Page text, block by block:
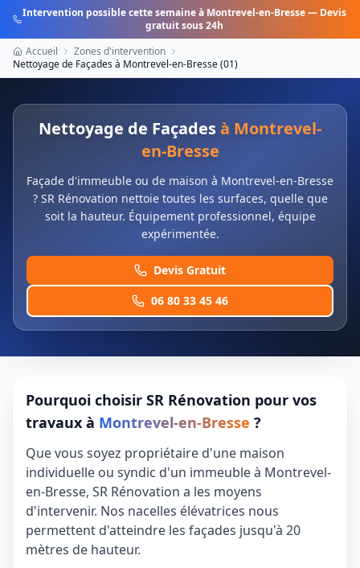
Intervention possible cette semaine à Montrevel-en-Bresse— Devis
gratuit sous 24h
Accueil
Zones d'intervention
Nettoyage de Façadesà Montrevel-en-Bresse(01)
Nettoyage de Façadesà Montrevel-
en-Bresse
Façade d'immeuble ou de maison à Montrevel-en-Bresse
? SR Rénovation nettoie toutes les surfaces, quelle que
soit la hauteur. Équipement professionnel, équipe
expérimentée.
Devis Gratuit
06 80 33 45 46
Pourquoi choisir SR Rénovation pour vos
travaux à Montrevel-en-Bresse ?
Que vous soyez propriétaire d'une maison
individuelle ou syndic d'un immeuble à Montrevel-
en-Bresse, SR Rénovation a les moyens
d'intervenir. Nos nacelles élévatrices nous
permettent d'atteindre les façades jusqu'à 20
mètres de hauteur.